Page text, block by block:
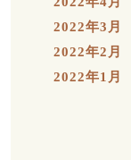
2022年3月
2022年2月
2022年1月